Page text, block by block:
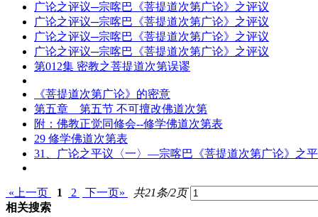
广论之评议─宗喀巴《菩提道次第广论》之评议
广论之评议─宗喀巴《菩提道次第广论》之评议
广论之评议─宗喀巴《菩提道次第广论》之评议
广论之评议─宗喀巴《菩提道次第广论》之评议
第012集 密教之菩提道次第误谬
《菩提道次第广论》的密意
第五章 第五节 不可擅改佛道次第
附：佛教正觉同修会--修学佛道次第表
29 修学佛道次第表
31、广论之平议〈一〉—宗喀巴《菩提道次第广论》之
«上一页 1 2 下一页»
共21条/2页
相关搜索